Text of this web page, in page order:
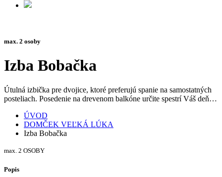
max. 2 osoby
Izba Bobačka
Útulná izbička pre dvojice, ktoré preferujú spanie na samostatných
posteliach. Posedenie na drevenom balkóne určite spestrí Váš deň…
ÚVOD
DOMČEK VEĽKÁ LÚKA
Izba Bobačka
max. 2 OSOBY
Popis